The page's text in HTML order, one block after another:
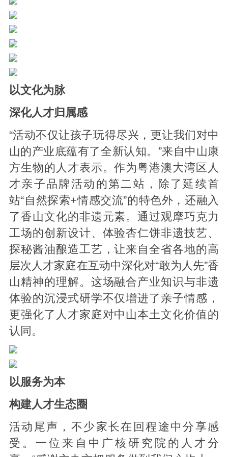
以文化为脉
深化人才归属感
“活动不仅让孩子玩得尽兴，更让我们对中
山的产业底蕴有了全新认知。”来自中山康
方生物的人才表示。作为粤港澳大湾区人
才亲子品牌活动的第二站，除了延续首
站“自然探索+情感交流”的特色外，还融入
了香山文化的非遗元素。通过观摩巧克力
工场的创新设计、体验杏仁饼非遗技艺、
探秘酱油酿造工艺，让来自全省各地的高
层次人才家庭在互动中深化对“敢为人先”香
山精神的理解。这场融合产业知识与非遗
体验的沉浸式研学不仅增进了亲子情感，
更强化了人才家庭对中山本土文化价值的
认同。
以服务为本
构建人才生态圈
活动尾声，不少家长在回程途中分享感
受。一位来自中广核研究院的人才分